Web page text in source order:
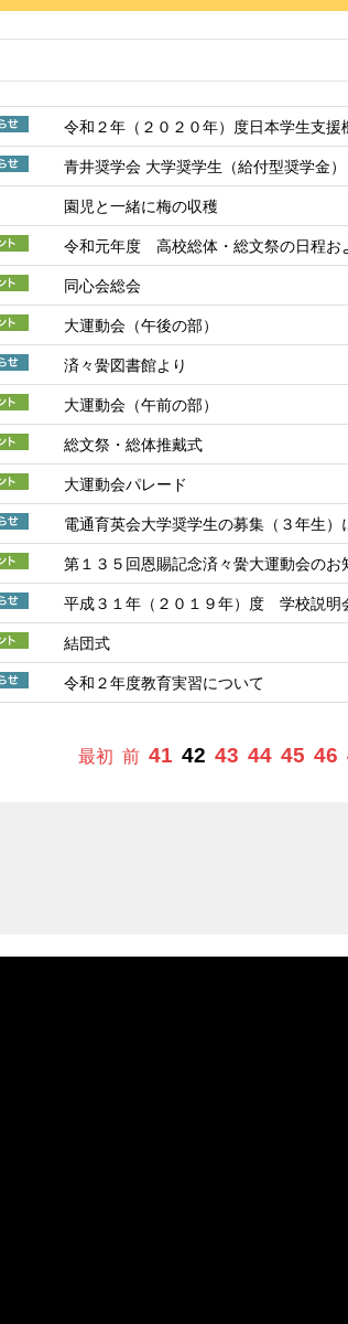
令和２年（２０２０年）度日本学生支
青井奨学会 大学奨学生（給付型奨学金
園児と一緒に梅の収穫
令和元年度 高校総体・総文祭の日程お
同心会総会
大運動会（午後の部）
済々黌図書館より
大運動会（午前の部）
総文祭・総体推戴式
大運動会パレード
電通育英会大学奨学生の募集（３年生）
第１３５回恩賜記念済々黌大運動会のお
平成３１年（２０１９年）度 学校説明
結団式
令和２年度教育実習について
最初 前 41 42 43 44 45 46